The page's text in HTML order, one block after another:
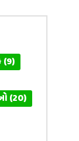
(9)
(20)